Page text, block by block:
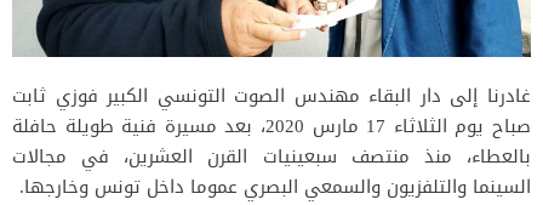
غادرنا إلى دار البقاء مهندس الصوت التونسي الكبير فوزي ثابت
صباح يوم الثلاثاء 17 مارس 2020، بعد مسيرة فنية طويلة حافلة
بالعطاء، منذ منتصف سبعينيات القرن العشرين، في مجالات
السينما والتلفزيون والسمعي البصري عموما داخل تونس وخارجها.